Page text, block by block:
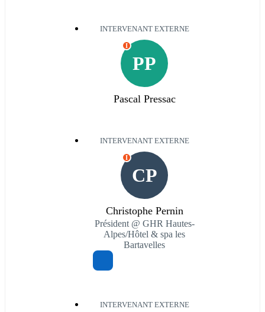
INTERVENANT EXTERNE
PP
I
Pascal Pressac
INTERVENANT EXTERNE
CP
I
Christophe Pernin
Président @ GHR Hautes-
Alpes/Hôtel & spa les
Bartavelles
INTERVENANT EXTERNE